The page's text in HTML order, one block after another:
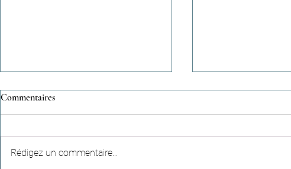
Commentaires
Rédigez un commentaire...